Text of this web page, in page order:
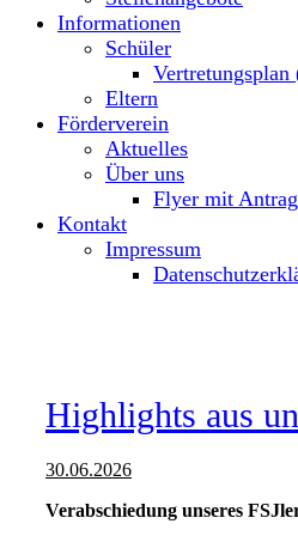
Informationen
Schüler
Vertretungsplan
Eltern
Förderverein
Aktuelles
Über uns
Flyer mit
Kontakt
Impressum
Highlights aus
30.06.2026
Verabschiedung unseres